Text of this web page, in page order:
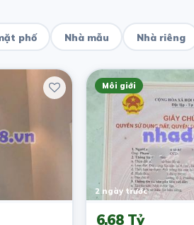
phố Nhà mẫu Nhà riêng
Môi giới
2 ngày trước
6.68 Tỷ